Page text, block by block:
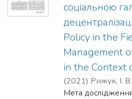
соціальною
Policy in the
Management
in the Context
(2021) Рижук, І. В.
О. О.; Bryhinets, О.;
Мета